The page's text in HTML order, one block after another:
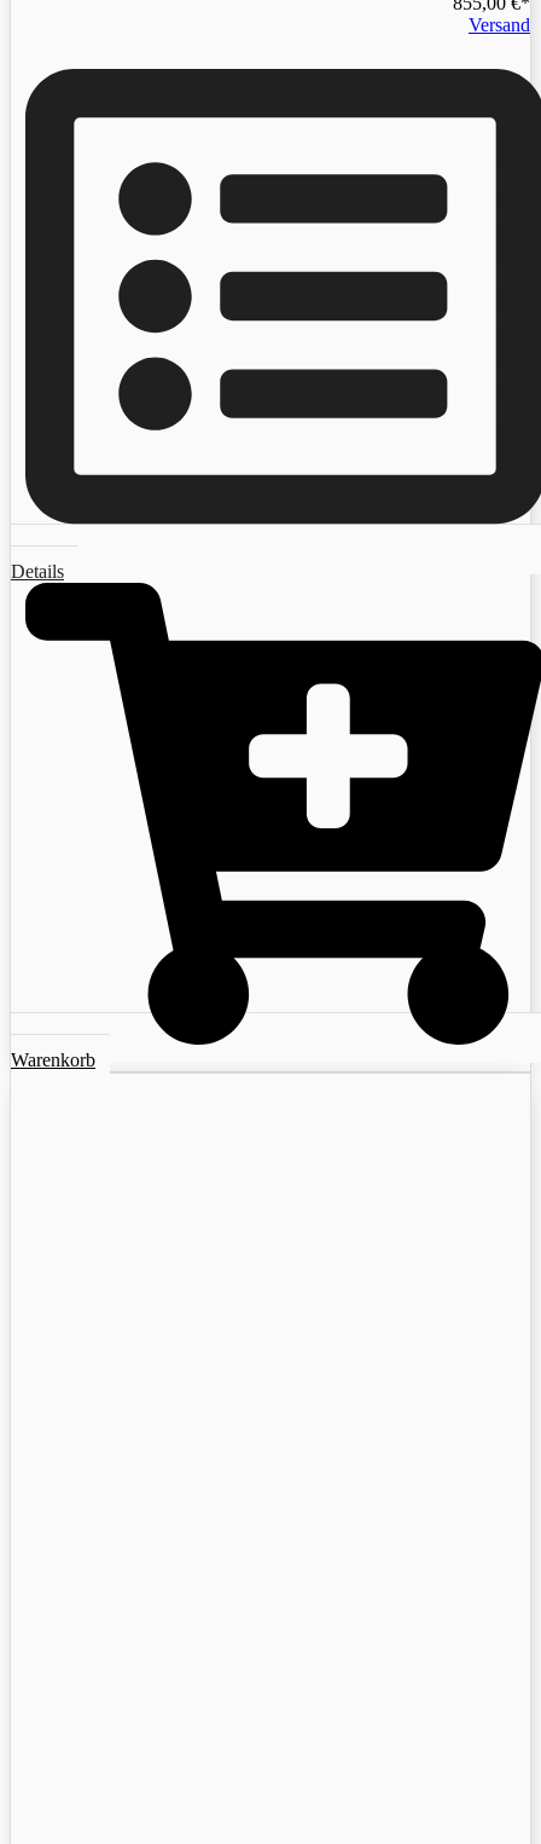
Versand
Details
Warenkorb